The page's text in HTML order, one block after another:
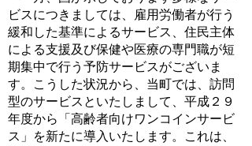
ビスにつきましては、雇用労働者が行う
緩和した基準によるサービス、住民主体
による支援及び保健や医療の専門職が短
期集中で行う予防サービスがございま
す。こうした状況から、当町では、訪問
型のサービスといたしまして、平成２９
年度から「高齢者向けワンコインサービ
ス」を新たに導入いたします。これは、